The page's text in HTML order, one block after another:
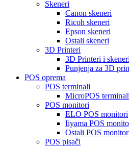
Skeneri
Canon skeneri
Ricoh skeneri
Epson skeneri
Ostali skeneri
3D Printeri
3D Printeri i skeneri
Punjenja za 3D
POS oprema
POS terminali
MicroPOS terminali
POS monitori
ELO POS monitori
Iiyama POS
Ostali POS
POS pisači